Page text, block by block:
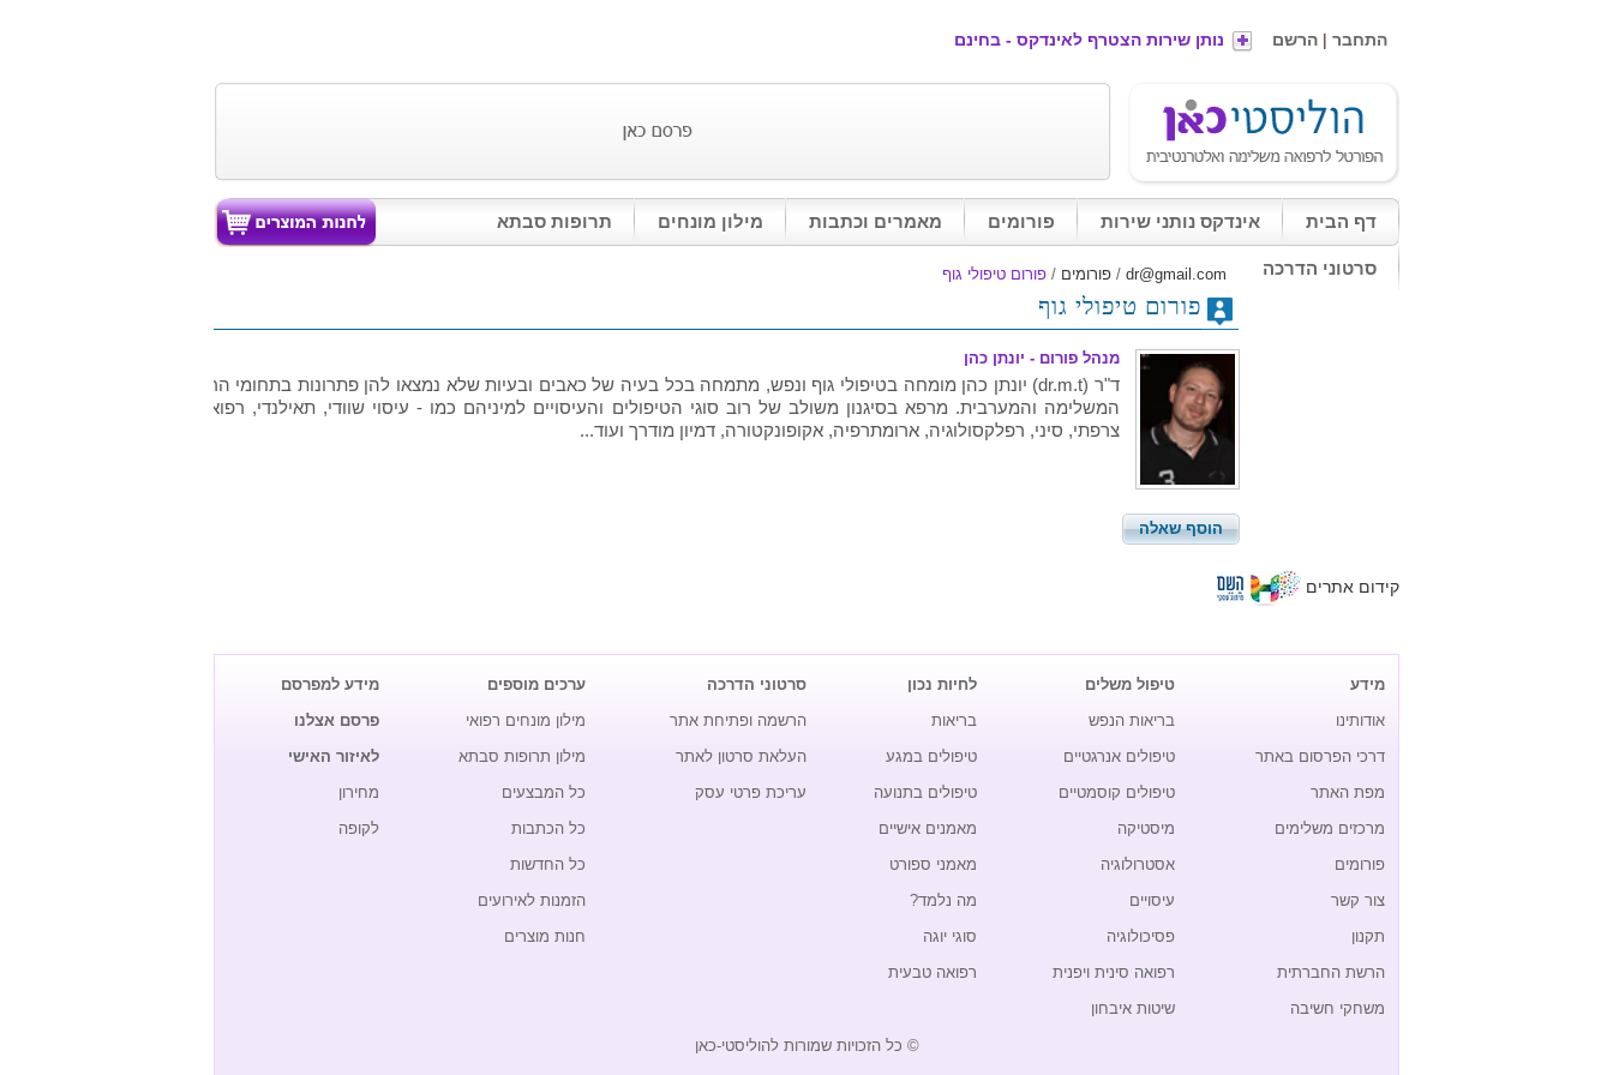
התחבר | הרשם נותן שירות הצטרף לאינדקס - בחינם
דף הבית אינדקס נותני שירות פורומים מאמרים וכתבות מילון מונחים תרופות סבתא
סרטוני הדרכה dr@gmail.com
/ פורומים / פורום טיפולי גוף
פורום טיפולי גוף
מנהל פורום - יונתן כהן
ד"ר (dr.m.t) יונתן כהן מומחה בטיפולי גוף ונפש, מתמחה בכל בעיה של כאבים ובעיות שלא נמצאו להן פתרונות בתחומי הרפואה האלטרנטיבית,
המשלימה והמערבית. מרפא בסיגנון משולב של רוב סוגי הטיפולים והעיסויים למיניהם כמו - עיסוי שוודי, תאילנדי, רפואי, ספורטאים, טווינא,
צרפתי, סיני, רפלקסולוגיה, ארומתרפיה, אקופונקטורה, דמיון מודרך ועוד...
הוסף שאלה
קידום אתרים
מידע
אודותינו
דרכי הפרסום באתר
מפת האתר
מרכזים משלימים
פורומים
צור קשר
תקנון
הרשת החברתית
משחקי חשיבה
טיפול משלים
בריאות הנפש
טיפולים אנרגטיים
טיפולים קוסמטיים
מיסטיקה
אסטרולוגיה
עיסויים
פסיכולוגיה
רפואה סינית ויפנית
שיטות איבחון
לחיות נכון
בריאות
טיפולים במגע
טיפולים בתנועה
מאמנים אישיים
מאמני ספורט
מה נלמד?
סוגי יוגה
רפואה טבעית
סרטוני הדרכה
הרשמה ופתיחת אתר
העלאת סרטון לאתר
עריכת פרטי עסק
ערכים מוספים
מילון מונחים רפואי
מילון תרופות סבתא
כל המבצעים
כל הכתבות
כל החדשות
הזמנות לאירועים
חנות מוצרים
מידע למפרסם
פרסם אצלנו
לאיזור האישי
מחירון
לקופה
© כל הזכויות שמורות להוליסטי-כאן